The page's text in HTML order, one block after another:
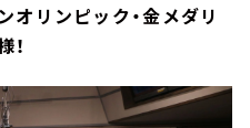
リンピック・金メダリ